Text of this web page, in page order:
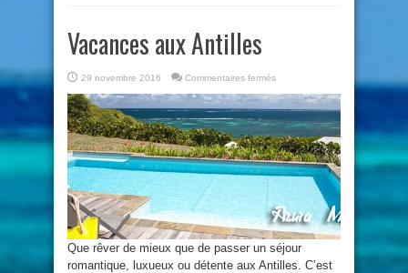
Vacances aux Antilles
29 novembre 2016 Commentaires fermés
aux
Antilles
Que rêver de mieux que de passer un séjour
romantique, luxueux ou détente aux Antilles. C’est